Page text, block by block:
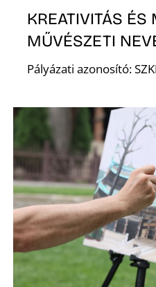
KREATIVITÁS ÉS
MŰVÉSZETI
Pályázati azonosító: